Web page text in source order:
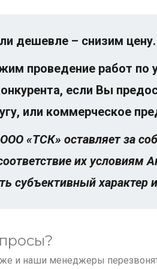
дешевле – снизим цену.
проведение работ по
если Вы
или коммерческое
«ТСК» оставляет за
их условиям
субъективный характер
и наши менеджеры